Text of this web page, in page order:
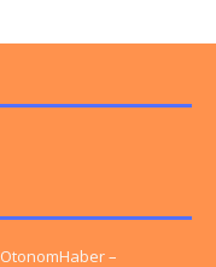
OtonomHaber–